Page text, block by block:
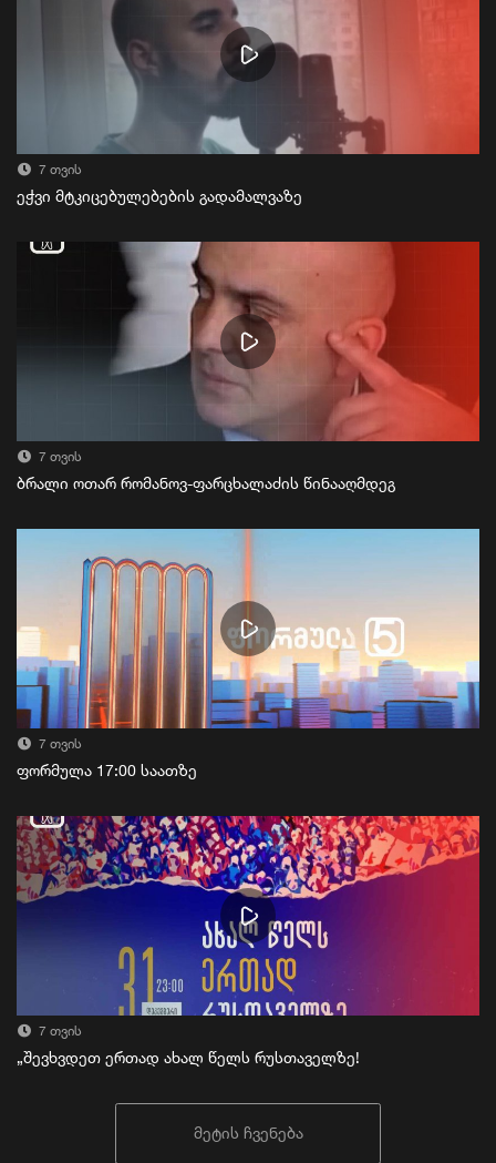
7 თვის
ეჭვი მტკიცებულებების გადამალვაზე
7 თვის
ბრალი ოთარ რომანოვ-ფარცხალაძის წინააღმდეგ
7 თვის
ფორმულა 17:00 საათზე
7 თვის
„შევხვდეთ ერთად ახალ წელს რუსთაველზე!
მეტის ჩვენება